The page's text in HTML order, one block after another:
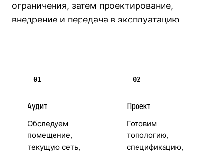
ограничения, затем проектирование,
внедрение и передача в эксплуатацию.
01
Аудит
Обследуем
помещение,
текущую сеть,
02
Проект
Готовим
топологию,
спецификацию,